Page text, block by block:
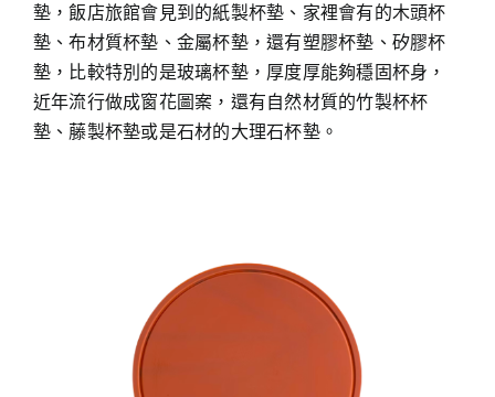
墊，飯店旅館會見到的紙製杯墊、家裡會有的木頭杯
墊、布材質杯墊、金屬杯墊，還有塑膠杯墊、矽膠杯
墊，比較特別的是玻璃杯墊，厚度厚能夠穩固杯身，
近年流行做成窗花圖案，還有自然材質的竹製杯杯
墊、藤製杯墊或是石材的大理石杯墊。